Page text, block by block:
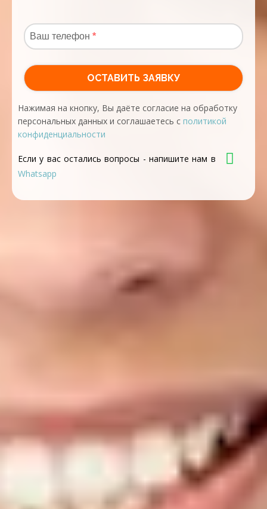
Нажимая на кнопку, Вы даёте согласие на обработку
персональных данных и соглашаетесь с политикой
конфиденциальности
Если у вас остались вопросы - напишите нам в
Whatsapp